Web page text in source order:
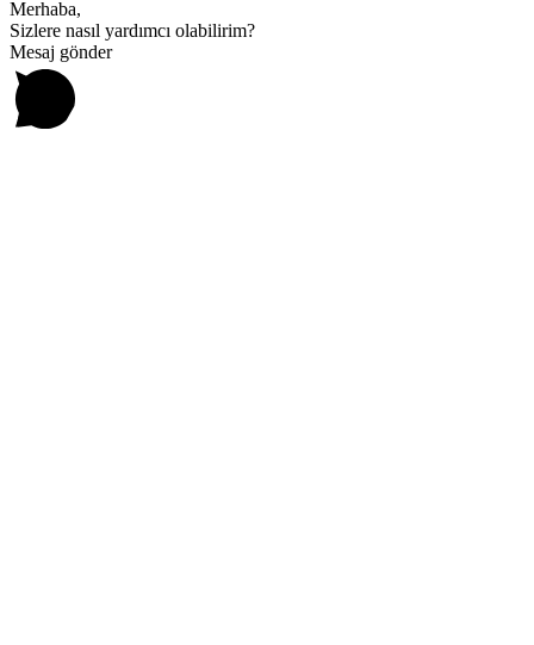
Merhaba,
Sizlere nasıl yardımcı olabilirim?
Mesaj gönder